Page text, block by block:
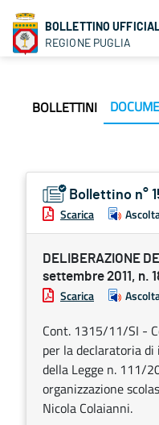
BOLLETTINO
REGIONE PUGLIA
BOLLETTINI
Bollettino n°
Scarica
DELIBERAZIONE
settembre 2011, n.
Scarica
Cont. 1315/11/SI -
per la declaratoria
della Legge n. 111/
organizzazione
Nicola Colaianni.